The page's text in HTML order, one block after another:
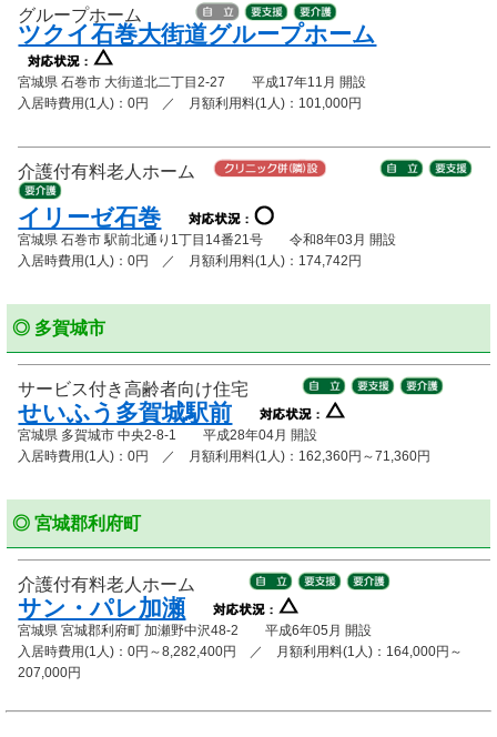
グループホーム
ツクイ石巻大街道グループホーム
宮城県 石巻市 大街道北二丁目2-27 平成17年11月 開設
入居時費用(1人)：0円 ／ 月額利用料(1人)：101,000円
介護付有料老人ホーム
イリーゼ石巻
宮城県 石巻市 駅前北通り1丁目14番21号 令和8年03月 開設
入居時費用(1人)：0円 ／ 月額利用料(1人)：174,742円
◎ 多賀城市
サービス付き高齢者向け住宅
せいふう多賀城駅前
宮城県 多賀城市 中央2-8-1 平成28年04月 開設
入居時費用(1人)：0円 ／ 月額利用料(1人)：162,360円～71,360円
◎ 宮城郡利府町
介護付有料老人ホーム
サン・パレ加瀬
宮城県 宮城郡利府町 加瀬野中沢48-2 平成6年05月 開設
入居時費用(1人)：0円～8,282,400円 ／ 月額利用料(1人)：164,000円～
207,000円